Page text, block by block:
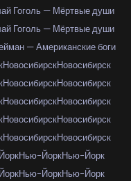
Гоголь — Мёртвые души
Гоголь — Мёртвые души
— Американские боги
НовосибирскНовосибирск
НовосибирскНовосибирск
НовосибирскНовосибирск
НовосибирскНовосибирск
НовосибирскНовосибирск
Нью-ЙоркНью-Йорк
Нью-ЙоркНью-Йорк